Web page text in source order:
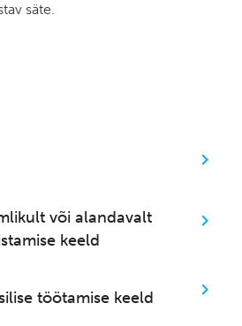
säte.
või alandavalt
keeld
töötamise keeld